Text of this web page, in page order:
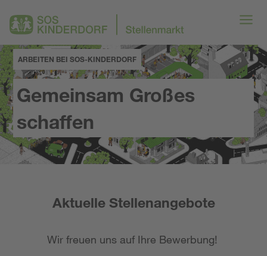
ARBEITEN BEI SOS-KINDERDORF
Gemeinsam Großes
schaffen
Aktuelle Stellenangebote
Wir freuen uns auf Ihre Bewerbung!